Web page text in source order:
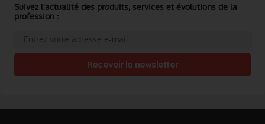
Suivez l'actualité des produits, services et évolutions de la
profession :
Recevoir la newsletter